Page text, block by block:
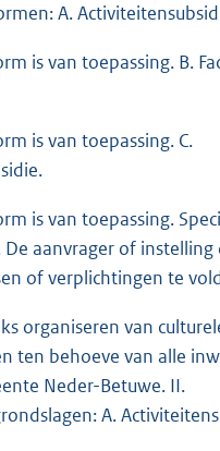
A.
is van toepassing. B.
is van toepassing. C.
is van toepassing.
aanvrager of instelling
of verplichtingen te
organiseren van
ten behoeve van alle
Neder-Betuwe. II.
A.